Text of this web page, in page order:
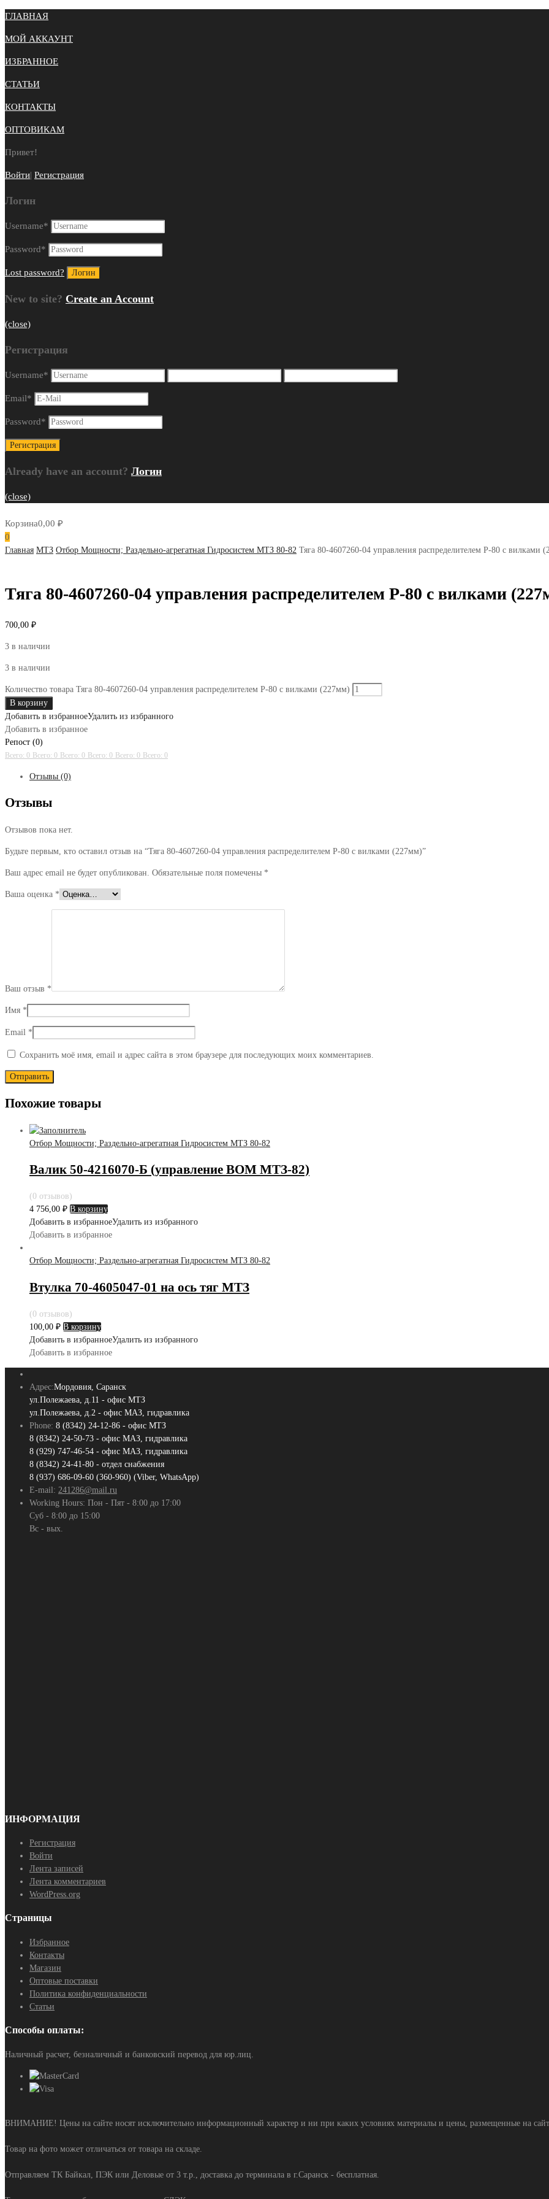
ГЛАВНАЯ
МОЙ АККАУНТ
ИЗБРАННОЕ
СТАТЬИ
КОНТАКТЫ
ОПТОВИКАМ
Привет!
Войти| Регистрация
Логин
Username*
Password*
Lost password?
New to site? Create an Account
(close)
Регистрация
Username*
Email*
Password*
Already have an account? Логин
(close)
Корзина0,00 ₽
0
Главная МТЗ Отбор Мощности; Раздельно-агрегатная Гидросистем МТЗ 80-82 Тяга 80-4607260-04 управления распределителем Р-80 с вилками
Тяга 80-4607260-04 управления распределителем Р-80 с вилками
700,00 ₽
3 в наличии
3 в наличии
Количество товара Тяга 80-4607260-04 управления распределителем Р-80 с вилками (227мм)
В корзину
Добавить в избранноеУдалить из избранного
Добавить в избранное
Репост (0)
Всего: 0 Всего: 0 Всего: 0 Всего: 0 Всего: 0 Всего: 0
Отзывы (0)
Отзывы
Отзывов пока нет.
Будьте первым, кто оставил отзыв на “Тяга 80-4607260-04 управления распределителем Р-80 с вилками (227мм)”
Ваш адрес email не будет опубликован. Обязательные поля помечены *
Ваша оценка *
Ваш отзыв *
Имя *
Email *
Сохранить моё имя, email и адрес сайта в этом браузере для последующих моих комментариев.
Похожие товары
Отбор Мощности; Раздельно-агрегатная Гидросистем МТЗ 80-82
Валик 50-4216070-Б (управление ВОМ МТЗ-82)
(0 отзывов)
4 756,00 ₽ В корзину
Добавить в избранноеУдалить из избранного
Добавить в избранное
Отбор Мощности; Раздельно-агрегатная Гидросистем МТЗ 80-82
Втулка 70-4605047-01 на ось тяг МТЗ
(0 отзывов)
100,00 ₽ В корзину
Добавить в избранноеУдалить из избранного
Добавить в избранное
Адрес:Мордовия, Саранск
ул.Полежаева, д.11 - офис МТЗ
ул.Полежаева, д.2 - офис МАЗ, гидравлика
Phone: 8 (8342) 24-12-86 - офис МТЗ
8 (8342) 24-50-73 - офис МАЗ, гидравлика
8 (929) 747-46-54 - офис МАЗ, гидравлика
8 (8342) 24-41-80 - отдел снабжения
8 (937) 686-09-60 (360-960) (Viber, WhatsApp)
E-mail: 241286@mail.ru
Working Hours: Пон - Пят - 8:00 до 17:00
Суб - 8:00 до 15:00
Вс - вых.
ИНФОРМАЦИЯ
Регистрация
Войти
Лента записей
Лента комментариев
WordPress.org
Страницы
Избранное
Контакты
Магазин
Оптовые поставки
Политика конфиденциальности
Статьи
Способы оплаты:
Наличный расчет, безналичный и банковский перевод для юр.лиц.
ВНИМАНИЕ! Цены на сайте носят исключительно информационный характер и ни при каких условиях материалы и цены, размещенные на
Товар на фото может отличаться от товара на складе.
Отправляем ТК Байкал, ПЭК или Деловые от 3 т.р., доставка до терминала в г.Саранск - бесплатная.